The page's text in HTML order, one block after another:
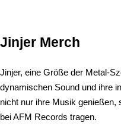
Jinjer Merch
Jinjer, eine Größe der Metal-
dynamischen Sound und ihre
nicht nur ihre Musik genießen,
bei AFM Records tragen.